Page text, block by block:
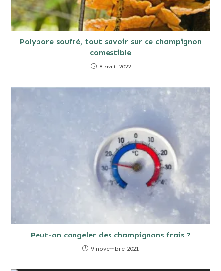
Polypore soufré, tout savoir sur ce champignon
comestible
8 avril 2022
Peut-on congeler des champignons frais ?
9 novembre 2021